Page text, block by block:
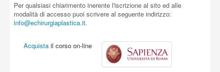
Per qualsiasi chiarimento inerente l'iscrizione al sito ed alle
modalità di accesso puoi scrivere al seguente indirizzo:
info@echirurgiaplastica.it.
Acquista il corso on-line